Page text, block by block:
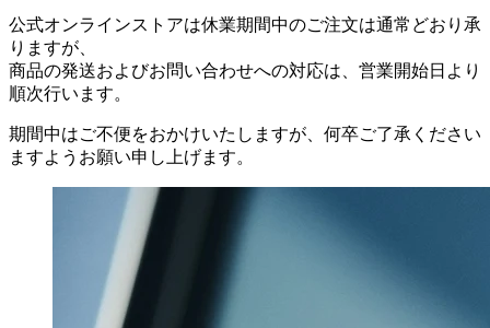
公式オンラインストアは休業期間中のご注文は通常どおり承
りますが、
商品の発送およびお問い合わせへの対応は、営業開始日より
順次行います。
期間中はご不便をおかけいたしますが、何卒ご了承ください
ますようお願い申し上げます。